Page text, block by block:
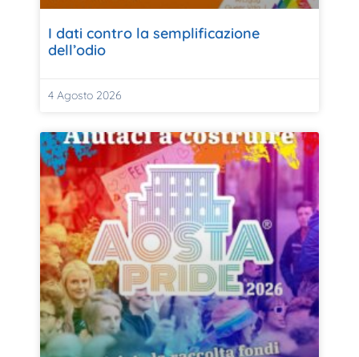
I dati contro la semplificazione
dell’odio
4 Agosto 2026